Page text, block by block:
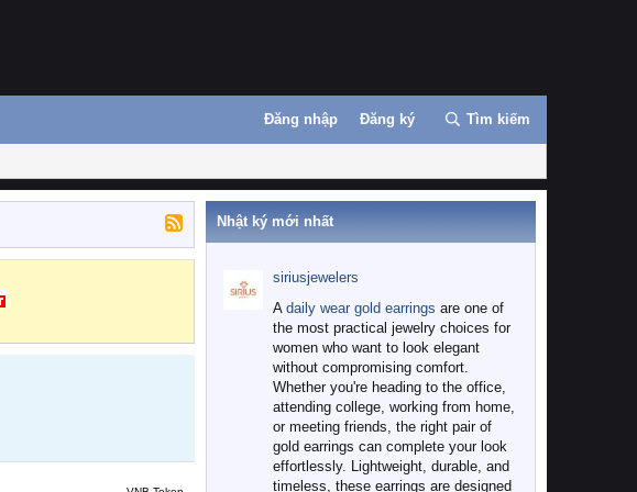
Đăng nhập Đăng ký Tìm kiếm
Nhật ký mới nhất
siriusjewelers
A daily wear gold earrings are one of
the most practical jewelry choices for
women who want to look elegant
without compromising comfort.
Whether you're heading to the office,
attending college, working from home,
or meeting friends, the right pair of
gold earrings can complete your look
effortlessly. Lightweight, durable, and
timeless, these earrings are designed